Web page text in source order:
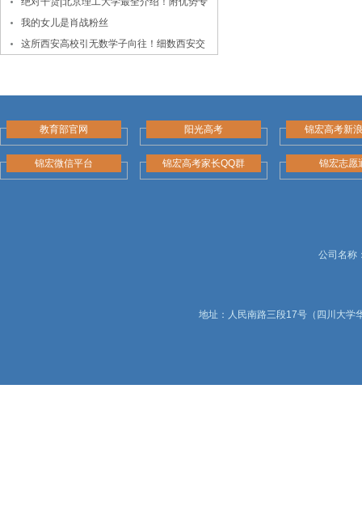
业、录取数据
我的女儿是肖战粉丝
这所西安高校引无数学子向往！细数西安交
教育部官网 阳光高考 锦宏高考新
锦宏微信平台 锦宏高考家长QQ群 锦宏志愿
公司名称
地址：人民南路三段17号（四川大学